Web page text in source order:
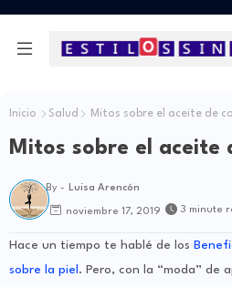
Inicio Salud Mitos sobre el aceite de
Mitos sobre el aceite
By - Luisa Arencón
noviembre 17, 2019 3 minute
Hace un tiempo te hablé de los
sobre la piel . Pero, con la “moda” de